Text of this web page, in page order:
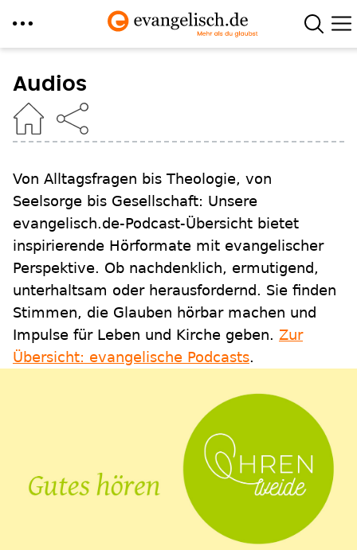
zum
Inhalt
Audios
Von Alltagsfragen bis Theologie, von
Seelsorge bis Gesellschaft: Unsere
evangelisch.de-Podcast-Übersicht bietet
inspirierende Hörformate mit evangelischer
Perspektive. Ob nachdenklich, ermutigend,
unterhaltsam oder herausfordernd. Sie finden
Stimmen, die Glauben hörbar machen und
Impulse für Leben und Kirche geben. Zur
Übersicht: evangelische Podcasts.